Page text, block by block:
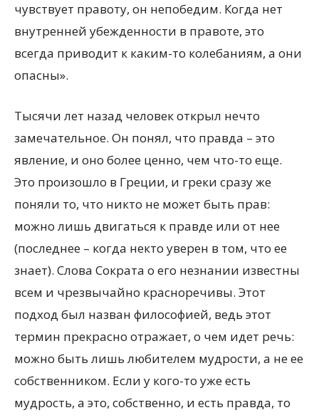
чувствует правоту, он непобедим. Когда нет
внутренней убежденности в правоте, это
всегда приводит к каким-то колебаниям, а они
опасны».
Тысячи лет назад человек открыл нечто
замечательное. Он понял, что правда – это
явление, и оно более ценно, чем что-то еще.
Это произошло в Греции, и греки сразу же
поняли то, что никто не может быть прав:
можно лишь двигаться к правде или от нее
(последнее – когда некто уверен в том, что ее
знает). Слова Сократа о его незнании известны
всем и чрезвычайно красноречивы. Этот
подход был назван философией, ведь этот
термин прекрасно отражает, о чем идет речь:
можно быть лишь любителем мудрости, а не ее
собственником. Если у кого-то уже есть
мудрость, а это, собственно, и есть правда, то